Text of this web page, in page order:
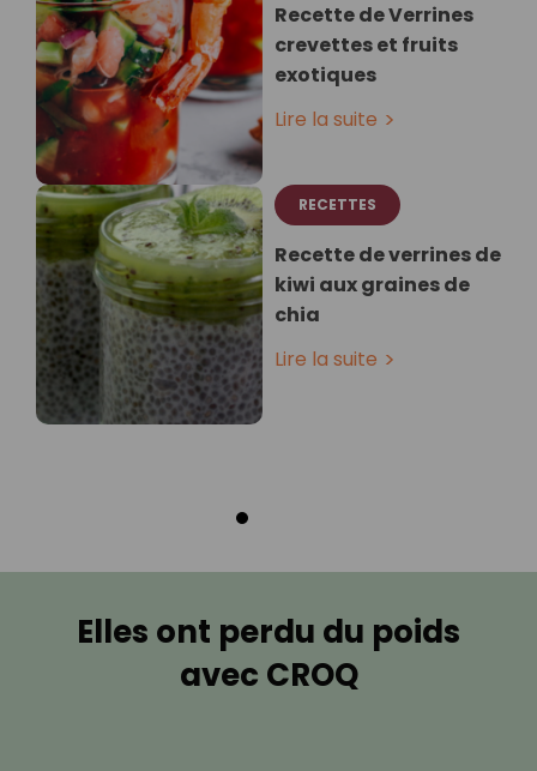
Recette de Verrines
crevettes et fruits
exotiques ⁣
Lire la suite
RECETTES
Recette de verrines de
kiwi aux graines de
chia
Lire la suite
Elles ont perdu du poids
avec CROQ